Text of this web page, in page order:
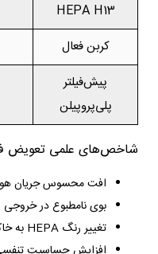
HEPA H13
کربن فعال
پیش‌فیلتر
پلی‌پروپیلن
شاخص‌های علمی تعویض
افت محسوس جریان
بوی نامطبوع در خروجی
تغییر رنگ HEPA به خاکستری/سیاه